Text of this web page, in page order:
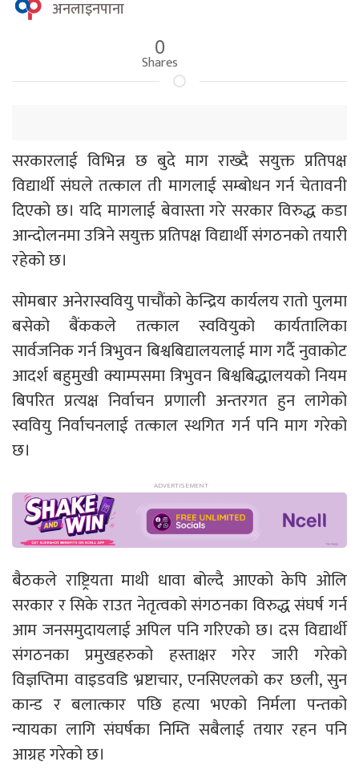
अनलाइनपाना
0
Shares
सरकारलाई विभिन्न छ बुदे माग राख्दै सयुक्त प्रतिपक्ष
विद्यार्थी संघले तत्काल ती मागलाई सम्बोधन गर्न चेतावनी
दिएको छ। यदि मागलाई बेवास्ता गरे सरकार विरुद्ध कडा
आन्दोलनमा उत्रिने सयुक्त प्रतिपक्ष विद्यार्थी संगठनको तयारी
रहेको छ।
सोमबार अनेरास्ववियु पाचौंको केन्द्रिय कार्यलय रातो पुलमा
बसेको बैंककले तत्काल स्ववियुको कार्यतालिका
सार्वजनिक गर्न त्रिभुवन बिश्वबिद्यालयलाई माग गर्दै नुवाकोट
आदर्श बहुमुखी क्याम्पसमा त्रिभुवन बिश्वबिद्धालयको नियम
बिपरित प्रत्यक्ष निर्वाचन प्रणाली अन्तरगत हुन लागेको
स्ववियु निर्वाचनलाई तत्काल स्थगित गर्न पनि माग गरेको
छ।
बैठकले राष्ट्रियता माथी धावा बोल्दै आएको केपि ओलि
सरकार र सिके राउत नेतृत्वको संगठनका विरुद्ध संघर्ष गर्न
आम जनसमुदायलाई अपिल पनि गरिएको छ। दस विद्यार्थी
संगठनका प्रमुखहरुको हस्ताक्षर गरेर जारी गरेको
विज्ञप्तिमा वाइडवडि भ्रष्टाचार, एनसिएलको कर छली, सुन
कान्ड र बलात्कार पछि हत्या भएको निर्मला पन्तको
न्यायका लागि संघर्षका निम्ति सबैलाई तयार रहन पनि
आग्रह गरेको छ।